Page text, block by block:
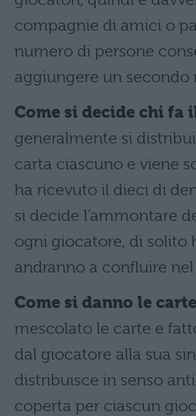
compagnie di amici o
numero di persone
aggiungere un secondo
Come si decide chi fa
generalmente si
carta ciascuno e viene
ha ricevuto il dieci di
si decide l’ammontare
ogni giocatore, di solito
andranno a confluire
Come si danno le carte
mescolato le carte e
dal giocatore alla sua
distribuisce in senso
coperta per ciascun